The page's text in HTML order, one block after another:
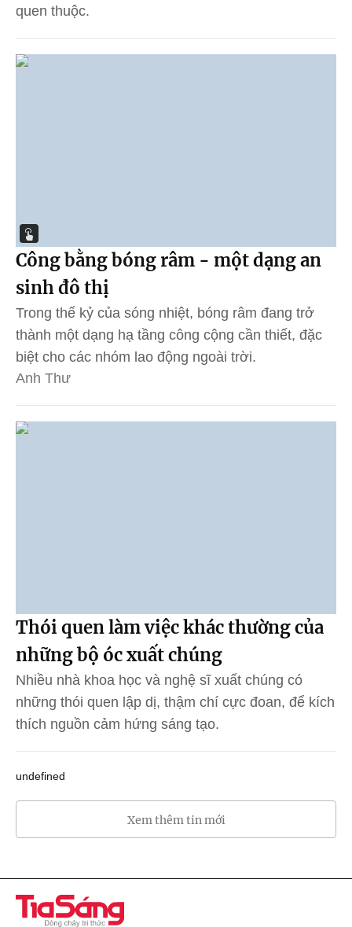
quen thuộc.
Công bằng bóng râm - một dạng an
sinh đô thị
Trong thế kỷ của sóng nhiệt, bóng râm đang trở
thành một dạng hạ tầng công cộng cần thiết, đặc
biệt cho các nhóm lao động ngoài trời.
Anh Thư
Thói quen làm việc khác thường của
những bộ óc xuất chúng
Nhiều nhà khoa học và nghệ sĩ xuất chúng có
những thói quen lập dị, thậm chí cực đoan, để kích
thích nguồn cảm hứng sáng tạo.
undefined
Xem thêm tin mới